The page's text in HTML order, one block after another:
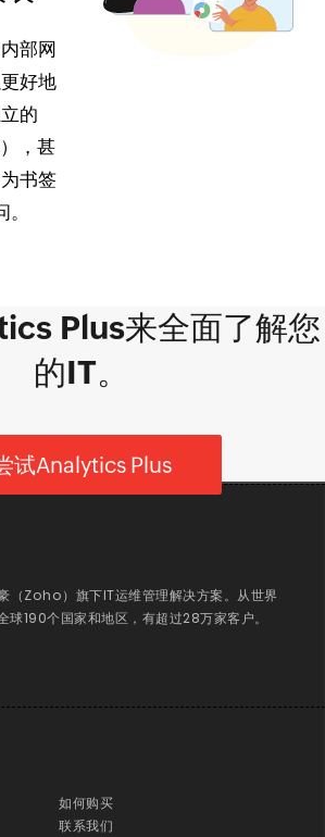
部网
好地
的
，甚
书签
Plus来全面了解您
的IT。
试Analytics Plus
Zoho）旗下IT运维管理解决方案。从世界
190个国家和地区，有超过28万家客户。
如何购买
联系我们